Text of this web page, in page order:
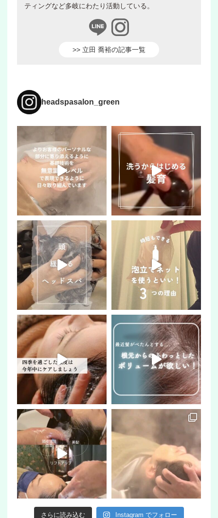
ティングなど多岐にわたり活動している。
>> 立田 喬裕の記事一覧
headspasalon_green
さらに読み込む Instagram でフォロー